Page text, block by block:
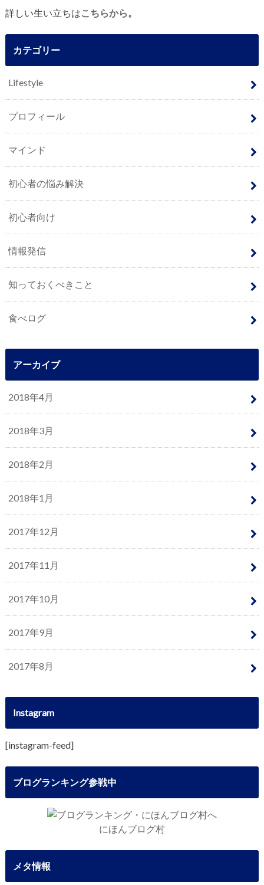
詳しい生い立ちはこちらから。
カテゴリー
Lifestyle
プロフィール
マインド
初心者の悩み解決
初心者向け
情報発信
知っておくべきこと
食べログ
アーカイブ
2018年4月
2018年3月
2018年2月
2018年1月
2017年12月
2017年11月
2017年10月
2017年9月
2017年8月
Instagram
[instagram-feed]
ブログランキング参戦中
にほんブログ村
メタ情報